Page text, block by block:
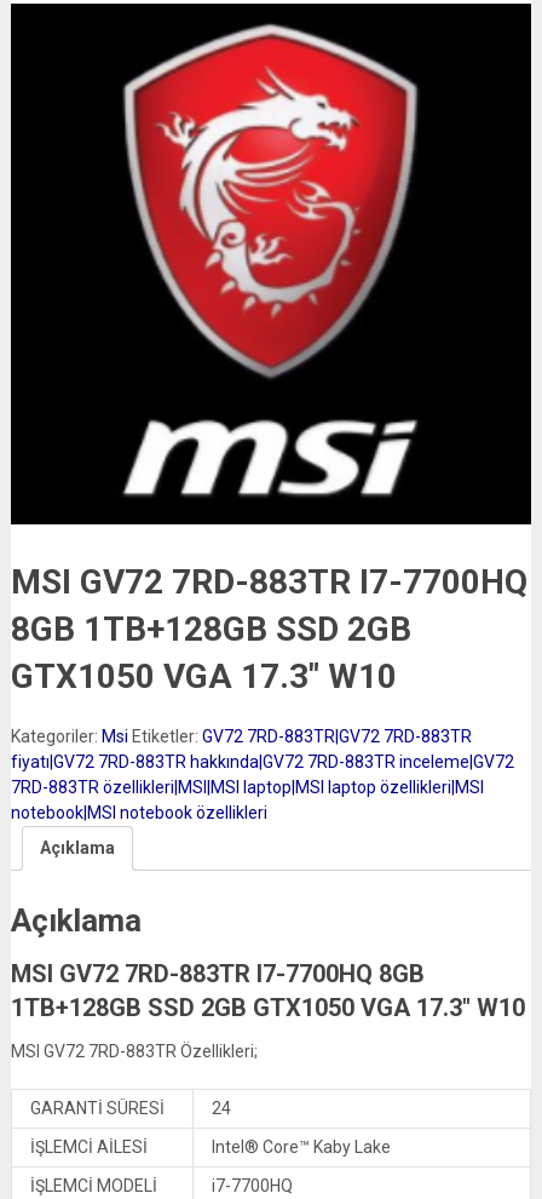
MSI GV72 7RD-883TR I7-7700HQ
8GB 1TB+128GB SSD 2GB
GTX1050 VGA 17.3″ W10
Kategoriler: Msi Etiketler: GV72 7RD-883TR|GV72 7RD-883TR
fiyatı|GV72 7RD-883TR hakkında|GV72 7RD-883TR inceleme|GV72
7RD-883TR özellikleri|MSI|MSI laptop|MSI laptop özellikleri|MSI
notebook|MSI notebook özellikleri
Açıklama
Açıklama
MSI GV72 7RD-883TR I7-7700HQ 8GB
1TB+128GB SSD 2GB GTX1050 VGA 17.3″ W10
MSI GV72 7RD-883TR Özellikleri;
GARANTİ SÜRESİ
24
İŞLEMCİ AİLESİ
Intel® Core™ Kaby Lake
İŞLEMCİ MODELİ
i7-7700HQ